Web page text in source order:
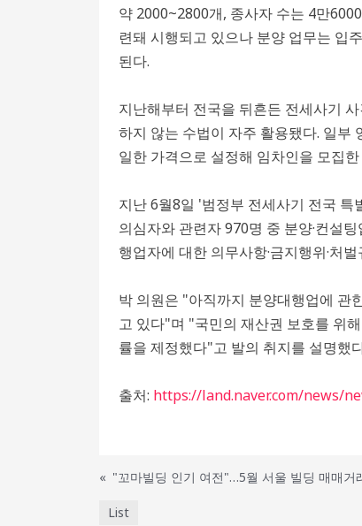
약 2000~2800개, 종사자 수는 4만
련돼 시행되고 있으나 분양 업무는 입
된다.
지난해부터 전국을 뒤흔든 전세사기
하지 않는 수법이 자주 활용됐다. 일부
일한 가격으로 설정해 임차인을 모집
지난 6월8일 '범정부 전세사기 전국
의심자와 관련자 970명 중 분양·컨설
행업자에 대한 의무사항·금지행위·처
박 의원은 "아직까지 분양대행업에 관
고 있다"며 "국민의 재산권 보호를 위
률을 제정했다"고 발의 취지를 설명했
출처: https://land.naver.com/news/
« "꼬마빌딩 인기 여전"…5월 서울 빌딩 매매거
List